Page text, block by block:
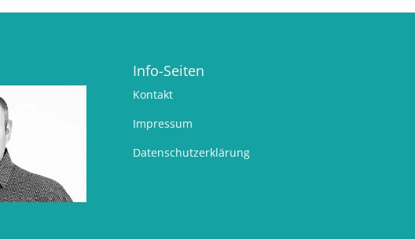
Info-Seiten
Kontakt
Impressum
Datenschutzerklärung